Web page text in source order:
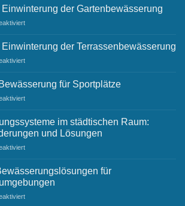
Grüße
Neujahrswünsche
Ihrem
der Gartenbewässerung
für
Einwinterung
Gartenbewässerung
der Terrassenbewässerung
für
Einwinterung
Terrassenbewässerung
für Sportplätze
für
Bewässerung
für
Sportplätze
im städtischen Raum:
und Lösungen
für
städtischen
Raum:
Herausforderungen
für
für